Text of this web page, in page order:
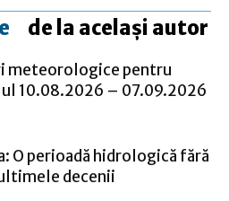
de la același autor
meteorologice pentru
10.08.2026 – 07.09.2026
O perioadă hidrologică fără
decenii